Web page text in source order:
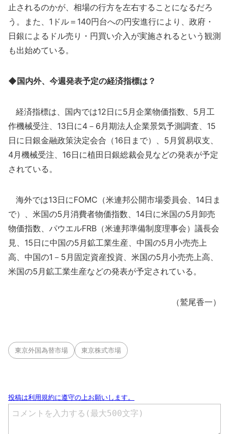
止されるのかが、相場の行方を左右することになるだろ
う。また、1ドル＝140円台への円安進行により、政府・
日銀によるドル売り・円買い介入が実施されるという観測
も出始めている。
◆国内外、今週発表予定の経済指標は？
経済指標は、国内では12日に5月企業物価指数、5月工
作機械受注、13日に4－6月期法人企業景気予測調査、15
日に日銀金融政策決定会合（16日まで）、5月貿易収支、
4月機械受注、16日に植田日銀総裁会見などの発表が予定
されている。
海外では13日にFOMC（米連邦公開市場委員会、14日ま
で）、米国の5月消費者物価指数、14日に米国の5月卸売
物価指数、パウエルFRB（米連邦準備制度理事会）議長会
見、15日に中国の5月鉱工業生産、中国の5月小売売上
高、中国の1－5月固定資産投資、米国の5月小売売上高、
米国の5月鉱工業生産などの発表が予定されている。
（鷲尾香一）
東京外国為替市場 東京株式市場